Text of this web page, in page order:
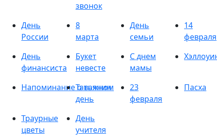
звонок
День
России
8
марта
День
семьи
14
февраля
День
финансиста
Букет
невесте
С днем
мамы
Напоминание о важном
Татьянин
день
23
февраля
Пасха
Траурные
цветы
День
учителя